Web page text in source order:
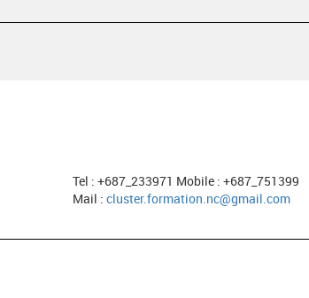
Tel : +687_233971 Mobile : +687_751399
Mail : cluster.formation.nc@gmail.com